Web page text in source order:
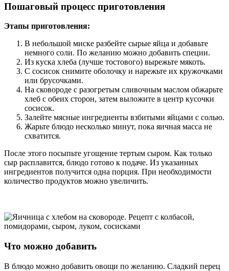
Пошаговый процесс приготовления
Этапы приготовления:
В небольшой миске разбейте сырые яйца и добавьте
немного соли. По желанию можно добавить специи.
Из куска хлеба (лучше тостового) вырежьте мякоть.
С сосисок снимите оболочку и нарежьте их кружочками
или брусочками.
На сковороде с разогретым сливочным маслом обжарьте
хлеб с обеих сторон, затем выложите в центр кусочки
сосисок.
Залейте мясные ингредиенты взбитыми яйцами с солью.
Жарьте блюдо несколько минут, пока яичная масса не
схватится.
После этого посыпьте угощение тертым сыром. Как только
сыр расплавится, блюдо готово к подаче. Из указанных
ингредиентов получится одна порция. При необходимости
количество продуктов можно увеличить.
Что можно добавить
В блюдо можно добавить овощи по желанию. Сладкий перец